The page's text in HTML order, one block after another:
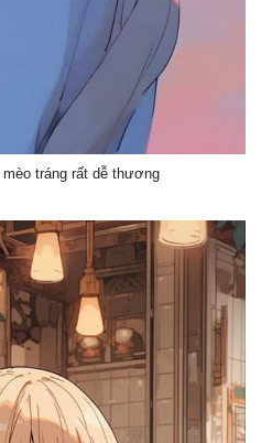
tráng rất dễ thương